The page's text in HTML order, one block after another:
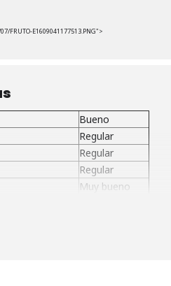
07/FRUTO-E1609041177513.PNG">
Bueno
Regular
Regular
Regular
Muy bueno